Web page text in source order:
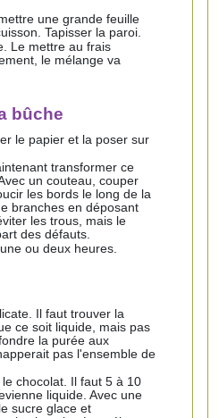
une grande feuille
Tapisser la paroi.
Le mettre au frais
le mélange va
bûche
le papier et la poser sur
transformer ce
un couteau, couper
les bords le long de la
branches en déposant
les trous, mais le
des défauts.
ou deux heures.
Il faut trouver la
ce soit liquide, mais pas
la purée aux
pas l'ensemble de
chocolat. Il faut 5 à 10
liquide. Avec une
sucre glace et